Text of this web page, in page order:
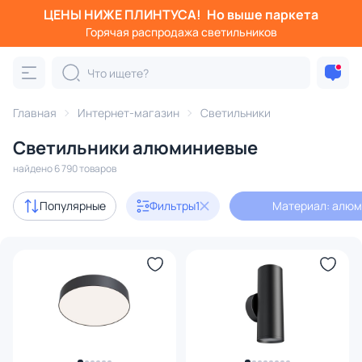
ЦЕНЫ НИЖЕ ПЛИНТУСА! Но выше паркета
Горячая распродажа светильников
Главная Интернет-магазин Светильники
Светильники алюминиевые
найдено 6 790 товаров
Популярные Фильтры1 Материал:
Фильтры
Категория:
Люстры Подвесные светильники Потолочные
Акции 354
5803
Доставка